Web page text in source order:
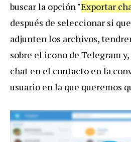
buscar la opción "Exportar
después de seleccionar si
adjunten los archivos,
sobre el icono de Telegram
chat en el contacto en la
usuario en la que queremos